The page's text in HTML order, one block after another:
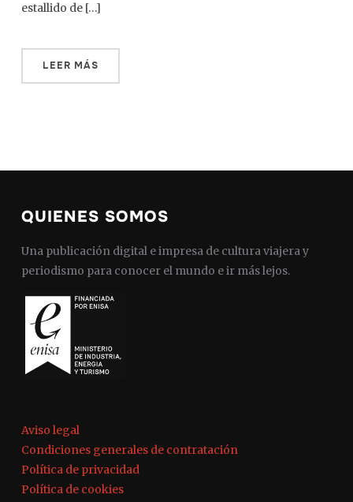
estallido de […]
LEER MÁS
QUIENES SOMOS
Una publicación digital e impresa de cultura viajera y
periodismo para conocer el mundo e ir más lejos.
Aviso legal
Condiciones generales de contratación
Política de privacidad
Política de cookies